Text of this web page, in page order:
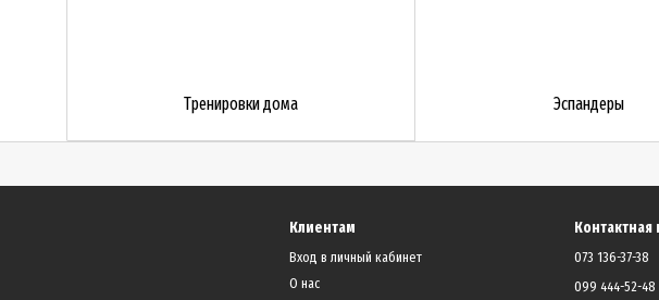
Тренировки дома Эспандеры
Клиентам
Вход в личный кабинет
О нас
073 136-37-38
099 444-52-48